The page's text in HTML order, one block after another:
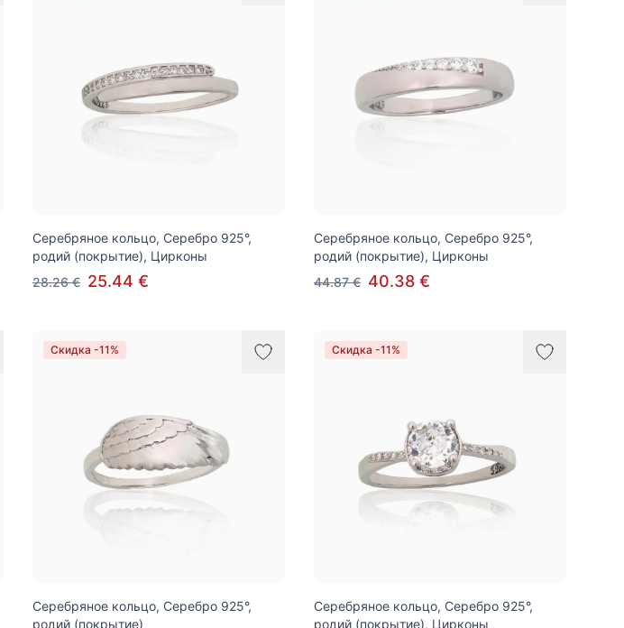
Серебряное кольцо, Серебро 925°,
родий (покрытие), Цирконы
28.26 € 25.44 €
Серебряное кольцо, Серебро 925°,
родий (покрытие), Цирконы
44.87 € 40.38 €
Скидка -11%
Серебряное кольцо, Серебро 925°,
родий (покрытие)
Скидка -11%
Серебряное кольцо, Серебро 925°,
родий (покрытие), Цирконы